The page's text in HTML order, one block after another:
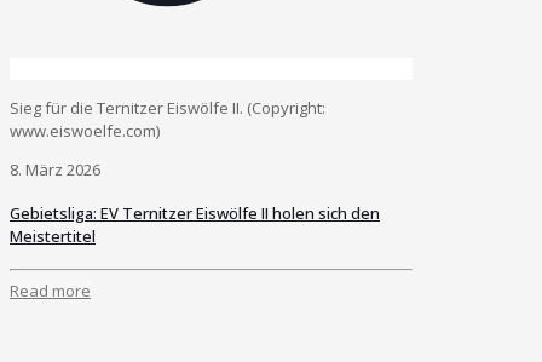
Sieg für die Ternitzer Eiswölfe II. (Copyright:
www.eiswoelfe.com)
8. März 2026
Gebietsliga: EV Ternitzer Eiswölfe II holen sich den
Meistertitel
Read more